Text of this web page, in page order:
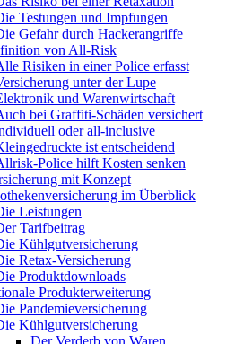
Testungen und Impfungen
Gefahr durch Hackerangriffe
von All-Risk
Risiken in einer Police erfasst
unter der Lupe
und Warenwirtschaft
bei Graffiti-Schäden versichert
oder all-inclusive
ist entscheidend
Police hilft Kosten senken
mit Konzept
im Überblick
Leistungen
Tarifbeitrag
Kühlgutversicherung
Retax-Versicherung
Produktdownloads
Produkterweiterung
Pandemieversicherung
Kühlgutversicherung
Der Verderb von Waren